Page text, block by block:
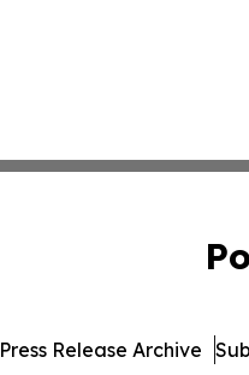
Press Release Archive